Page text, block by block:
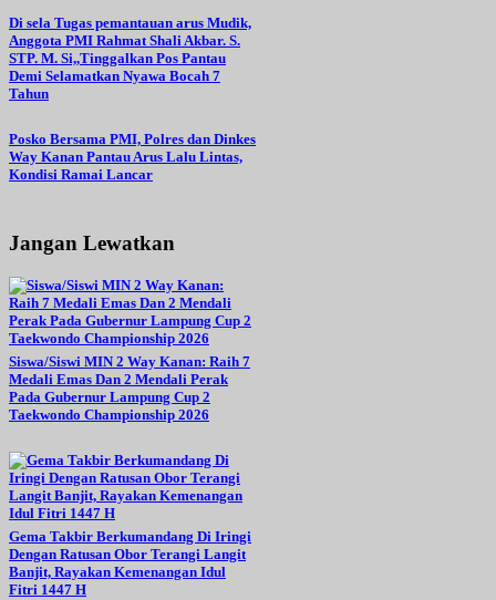
Di sela Tugas pemantauan arus Mudik,
Anggota PMI Rahmat Shali Akbar. S.
STP. M. Si,,Tinggalkan Pos Pantau
Demi Selamatkan Nyawa Bocah 7
Tahun
Posko Bersama PMI, Polres dan Dinkes
Way Kanan Pantau Arus Lalu Lintas,
Kondisi Ramai Lancar
Jangan Lewatkan
Siswa/Siswi MIN 2 Way Kanan: Raih 7
Medali Emas Dan 2 Mendali Perak
Pada Gubernur Lampung Cup 2
Taekwondo Championship 2026
Gema Takbir Berkumandang Di Iringi
Dengan Ratusan Obor Terangi Langit
Banjit, Rayakan Kemenangan Idul
Fitri 1447 H